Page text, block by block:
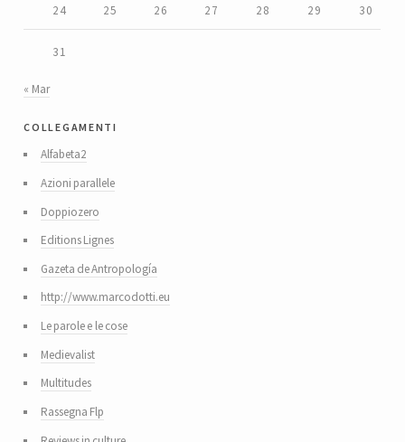
24 25 26 27 28 29 30
31
« Mar
collegamenti
Alfabeta2
Azioni parallele
Doppiozero
Editions Lignes
Gazeta de Antropología
http://www.marcodotti.eu
Le parole e le cose
Medievalist
Multitudes
Rassegna Flp